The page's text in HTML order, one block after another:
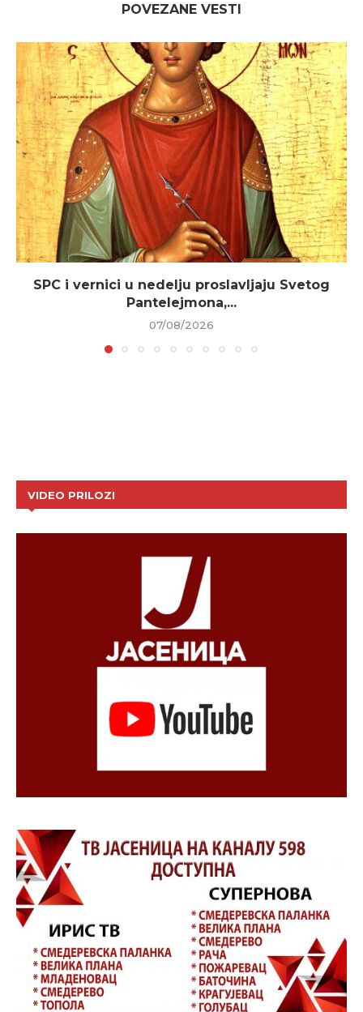
POVEZANE VESTI
SPC i vernici u nedelju proslavljaju Svetog
Pantelejmona,...
07/08/2026
VIDEO PRILOZI